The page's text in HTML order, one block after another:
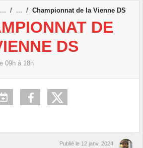
Championnat de la Vienne DS
DE
DS
09h à 18h
Publié le 12 janv. 2024